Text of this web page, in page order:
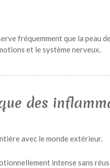
fréquemment que la peau
et le système nerveux.
des
avec le monde extérieur.
intense sans